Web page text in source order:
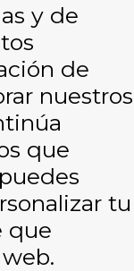
y de
de
nuestros
que
tu
que